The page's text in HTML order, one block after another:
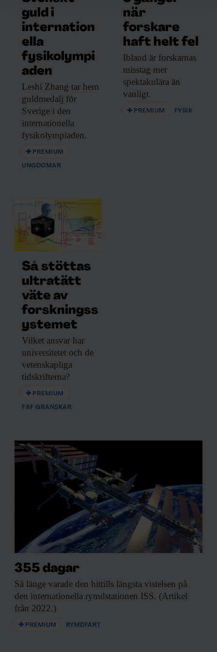
för sociala medier och analysera vår trafik. Vi
vidarebefordrar även sådana identifierare och annan
information från din enhet till de sociala medier och
annons- och analysföretag som vi samarbetar med.
Dessa kan i sin tur kombinera informationen med annan
information som du har tillhandahållit eller som de har
samlat in när du har använt deras tjänster.
guld i
internation
ella
fysikolympi
aden
Leshi Zhang tar hem
guldmedalj för
Sverige i den
internationella
fysikolympiaden.
PREMIUM
UNGDOMAR
när
forskare
haft helt fel
Ibland är forskarnas
misstag mer
spektakulära än
vanligt.
PREMIUM FYSIK
Så stöttas
ultratätt
väte av
forskningss
ystemet
Vilket ansvar har
universitetet och de
vetenskapliga
tidskrifterna?
PREMIUM
F&F GRANSKAR
355 dagar
Så länge varade den hittills längsta vistelsen på
den internationella rymdstationen ISS. (Artikel
från 2022.)
PREMIUM RYMDFART